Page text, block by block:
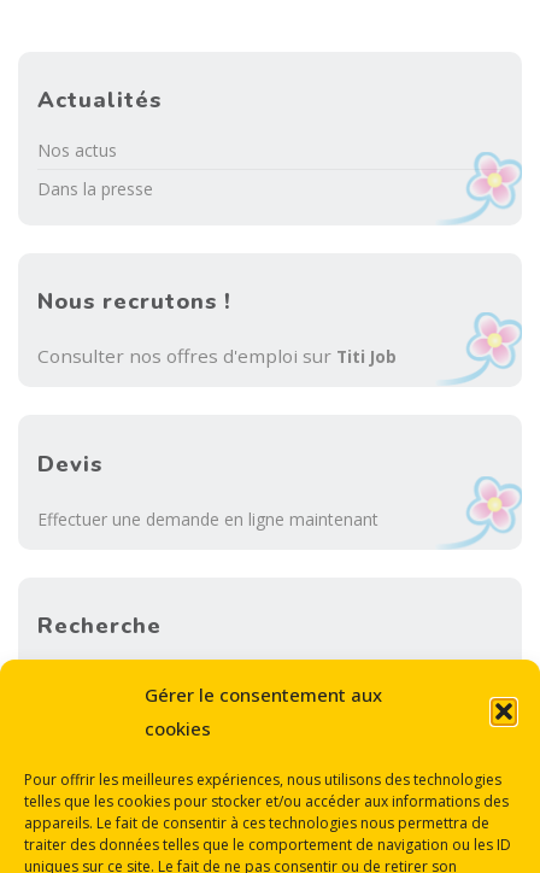
Gérer le consentement aux
cookies
Pour offrir les meilleures expériences, nous utilisons des technologies
telles que les cookies pour stocker et/ou accéder aux informations des
appareils. Le fait de consentir à ces technologies nous permettra de
traiter des données telles que le comportement de navigation ou les ID
uniques sur ce site. Le fait de ne pas consentir ou de retirer son
Actualités
Nos actus
Dans la presse
Nous recrutons !
Consulter nos offres d'emploi sur Titi Job
Devis
Effectuer une demande en ligne maintenant
Recherche
for: